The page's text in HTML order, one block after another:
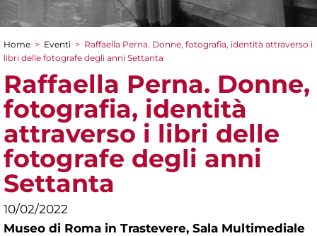
Tu sei qui
Home > Eventi > Raffaella Perna. Donne, fotografia, identità attraverso i
libri delle fotografe degli anni Settanta
Raffaella Perna. Donne,
fotografia, identità
attraverso i libri delle
fotografe degli anni
Settanta
10/02/2022
Museo di Roma in Trastevere, Sala Multimediale